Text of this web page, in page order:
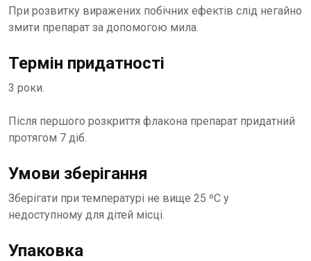
При розвитку виражених побічних ефектів слід негайно
змити препарат за допомогою мила.
Термін придатності
3 роки.
Після першого розкриття флакона препарат придатний
протягом 7 діб.
Умови зберігання
Зберігати при температурі не вище 25 ºС у
недоступному для дітей місці.
Упаковка